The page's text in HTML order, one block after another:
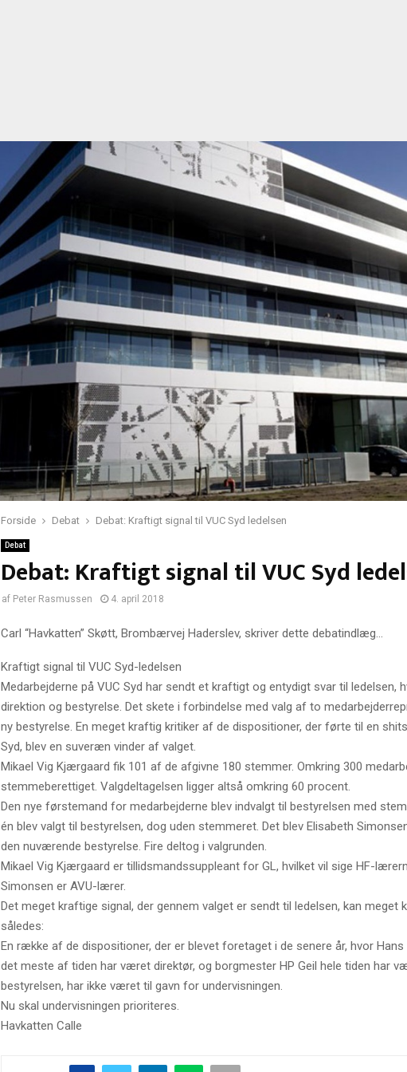
Forside Debat Debat: Kraftigt signal til VUC Syd ledelsen
Debat
Debat: Kraftigt signal til VUC Syd
af Peter Rasmussen 4. april 2018
Carl “Havkatten” Skøtt, Brombærvej Haderslev, skriver dette debatindlæg…
Kraftigt signal til VUC Syd-ledelsen
Medarbejderne på VUC Syd har sendt et kraftigt og entydigt svar til ledelsen,
direktion og bestyrelse. Det skete i forbindelse med valg af to
ny bestyrelse. En meget kraftig kritiker af de dispositioner, der førte til en
Syd, blev en suveræn vinder af valget.
Mikael Vig Kjærgaard fik 101 af de afgivne 180 stemmer. Omkring 300
stemmeberettiget. Valgdeltagelsen ligger altså omkring 60 procent.
Den nye førstemand for medarbejderne blev indvalgt til bestyrelsen med
én blev valgt til bestyrelsen, dog uden stemmeret. Det blev Elisabeth
den nuværende bestyrelse. Fire deltog i valgrunden.
Mikael Vig Kjærgaard er tillidsmandssuppleant for GL, hvilket vil sige HF-
Simonsen er AVU-lærer.
Det meget kraftige signal, der gennem valget er sendt til ledelsen, kan meget
således:
En række af de dispositioner, der er blevet foretaget i de senere år, hvor
det meste af tiden har været direktør, og borgmester HP Geil hele tiden har
bestyrelsen, har ikke været til gavn for undervisningen.
Nu skal undervisningen prioriteres.
Havkatten Calle